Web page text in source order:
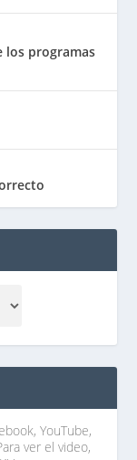
los programas
YouTube,
ver el video,